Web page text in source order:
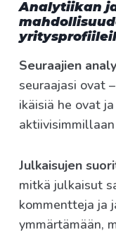
Analytiikan
Seuraajien
seuraajasi ovat
ikäisiä he ovat
Julkaisujen
mitkä julkaisut
kommentteja ja
ymmärtämään,